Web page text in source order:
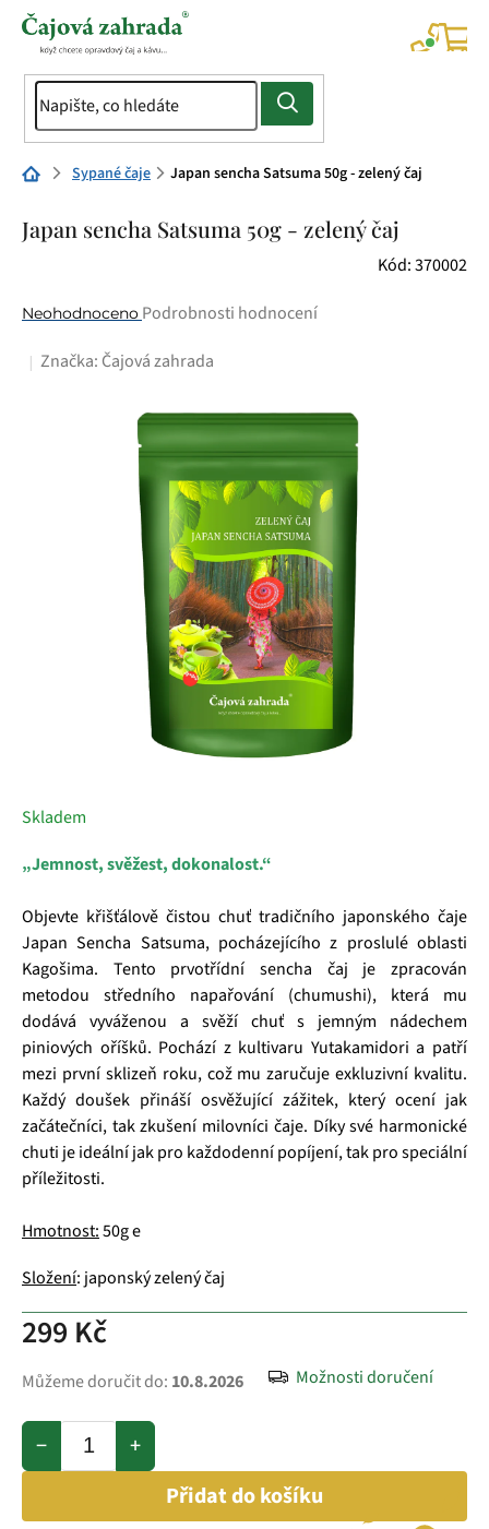
Přejít
Domů Sypané čaje Japan sencha Satsuma 50g - zelený čaj
Japan sencha Satsuma 50g - zelený čaj
Kód:370002
Průměrné
produktu
Neohodnoceno Podrobnosti hodnocení
Značka: Čajová zahrada
299 Kč
Skladem
Můžeme doručit do: 10.8.2026 Možnosti doručení
+
−
Přidat do košíku
„Jemnost, svěžest, dokonalost.“
Objevte křišťálově čistou chuť tradičního japonského čaje
Japan Sencha Satsuma, pocházejícího z proslulé oblasti
Kagošima. Tento prvotřídní sencha čaj je zpracován
metodou středního napařování (chumushi), která mu
dodává vyváženou a svěží chuť s jemným nádechem
piniových oříšků. Pochází z kultivaru Yutakamidori a patří
mezi první sklizeň roku, což mu zaručuje exkluzivní kvalitu.
Každý doušek přináší osvěžující zážitek, který ocení jak
začátečníci, tak zkušení milovníci čaje. Díky své harmonické
chuti je ideální jak pro každodenní popíjení, tak pro speciální
příležitosti.
Hmotnost:50g e
Složení: japonský zelený čaj